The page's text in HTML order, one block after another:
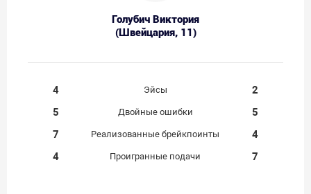
Голубич Виктория
(Швейцария, 11)
4 Эйсы
2
5
Двойные ошибки
5
7
Реализованные брейкпоинты
4
4
Проигранные подачи 7